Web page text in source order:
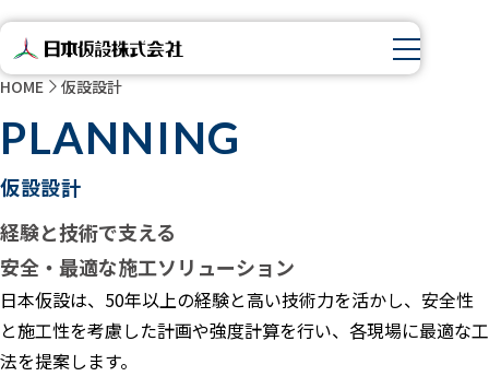
HOME 仮設設計
PLANNING
仮設設計
経験と技術で支える
安全・最適な施工ソリューション
日本仮設は、50年以上の経験と高い技術力を活かし、安全性
と施工性を考慮した計画や強度計算を行い、各現場に最適な工
法を提案します。